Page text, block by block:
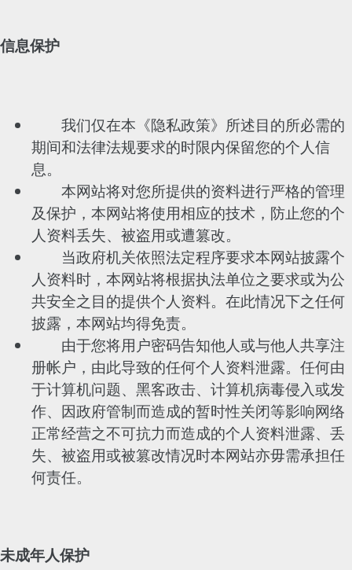
信息保护
我们仅在本《隐私政策》所述目的所必需的
期间和法律法规要求的时限内保留您的个人信
息。
本网站将对您所提供的资料进行严格的管理
及保护，本网站将使用相应的技术，防止您的个
人资料丢失、被盗用或遭篡改。
当政府机关依照法定程序要求本网站披露个
人资料时，本网站将根据执法单位之要求或为公
共安全之目的提供个人资料。在此情况下之任何
披露，本网站均得免责。
由于您将用户密码告知他人或与他人共享注
册帐户，由此导致的任何个人资料泄露。任何由
于计算机问题、黑客政击、计算机病毒侵入或发
作、因政府管制而造成的暂时性关闭等影响网络
正常经营之不可抗力而造成的个人资料泄露、丢
失、被盗用或被篡改情况时本网站亦毋需承担任
何责任。
未成年人保护